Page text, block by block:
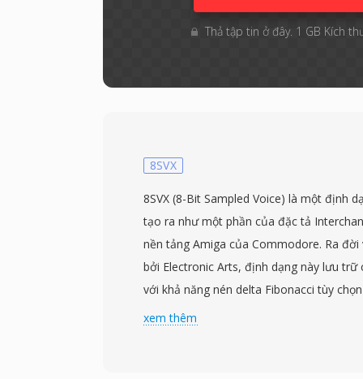
Thả tập tin ở đây. 1 GB Kích
8SVX
8SVX (8-Bit Sampled Voice) là một định
tạo ra như một phần của đặc tả
nền tảng Amiga của Commodore. Ra
bởi Electronic Arts, định dạng này lưu trữ
với khả năng nén delta Fibonacci tùy
tệp. Dữ liệu được tổ chức theo các khối
xem thêm